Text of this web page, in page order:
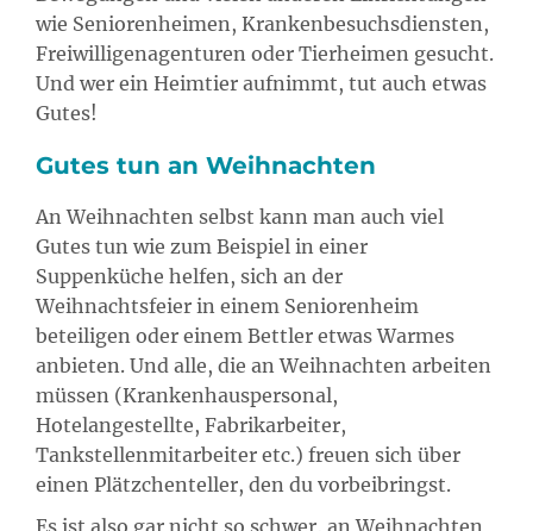
wie Seniorenheimen, Krankenbesuchsdiensten,
Freiwilligenagenturen oder Tierheimen gesucht.
Und wer ein Heimtier aufnimmt, tut auch etwas
Gutes!
Gutes tun an Weihnachten
An Weihnachten selbst kann man auch viel
Gutes tun wie zum Beispiel in einer
Suppenküche helfen, sich an der
Weihnachtsfeier in einem Seniorenheim
beteiligen oder einem Bettler etwas Warmes
anbieten. Und alle, die an Weihnachten arbeiten
müssen (Krankenhauspersonal,
Hotelangestellte, Fabrikarbeiter,
Tankstellenmitarbeiter etc.) freuen sich über
einen Plätzchenteller, den du vorbeibringst.